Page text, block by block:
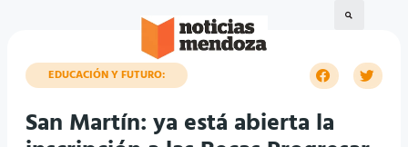
EDUCACIÓN Y FUTURO:
San Martín: ya está abierta la